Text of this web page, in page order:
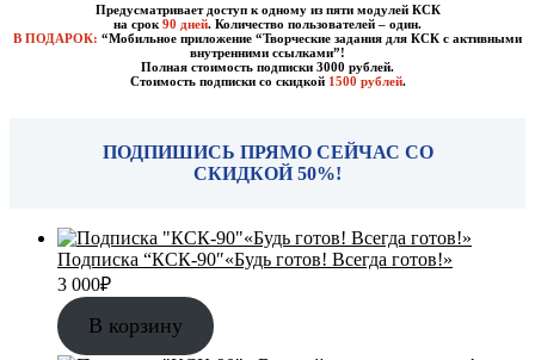
Предусматривает доступ к одному из пяти модулей КСК
на срок 90 дней. Количество пользователей – один.
В ПОДАРОК: “Мобильное приложение “Творческие задания для КСК с активными
внутренними ссылками”!
Полная стоимость подписки 3000 рублей.
Стоимость подписки со скидкой 1500 рублей.
ПОДПИШИСЬ ПРЯМО СЕЙЧАС СО
СКИДКОЙ 50%!
Подписка “КСК-90″«Будь готов! Всегда готов!»
3 000₽
В корзину